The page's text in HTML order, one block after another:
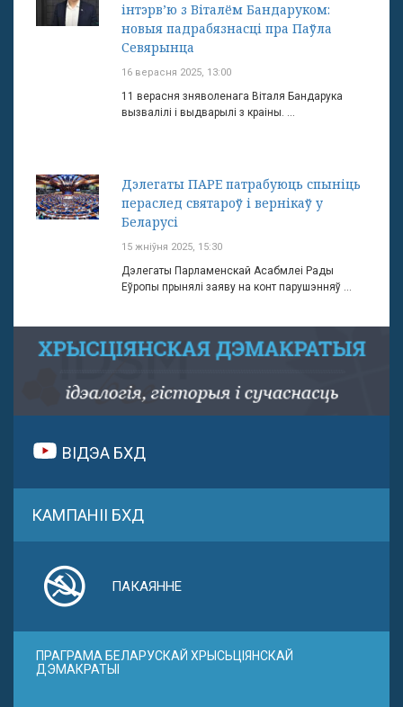
інтэрв’ю з Віталём Бандаруком:
новыя падрабязнасці пра Паўла
Севярынца
16 верасня 2025, 13:00
11 верасня зняволенага Віталя Бандарука
вызвалілі і выдварылі з краіны. ...
Дэлегаты ПАРЕ патрабуюць спыніць
пераслед святароў і вернікаў у
Беларусі
15 жніўня 2025, 15:30
Дэлегаты Парламенскай Асабмлеі Рады
Еўропы прынялі заяву на конт парушэнняў ...
ВІДЭА БХД
КАМПАНІІ БХД
ПАКАЯННЕ
ПРАГРАМА БЕЛАРУСКАЙ ХРЫСЬЦІЯНСКАЙ
ДЭМАКРАТЫІ